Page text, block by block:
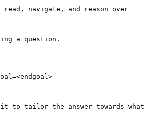
read, navigate, and reason over
a question.
to tailor the answer towards what